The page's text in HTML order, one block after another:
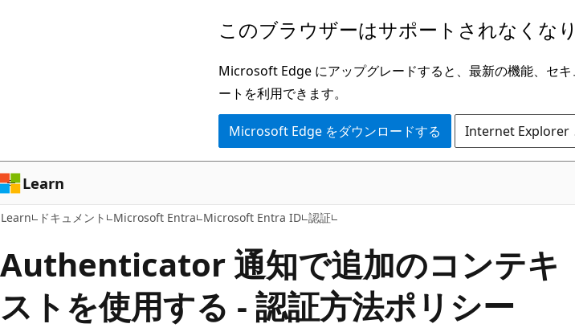
ン
ツ
に
ス
ッ
プ
このブラウザーはサポートされなくなり
Microsoft Edge にアップグレードすると、最新の機能、セ
ートを利用できます。
Microsoft Edge をダウンロードする Internet Explorer
Learn
Learn ドキュメント Microsoft Entra Microsoft Entra ID 認証
Authenticator 通知で追加のコンテキ
ストを使用する - 認証方法ポリシー